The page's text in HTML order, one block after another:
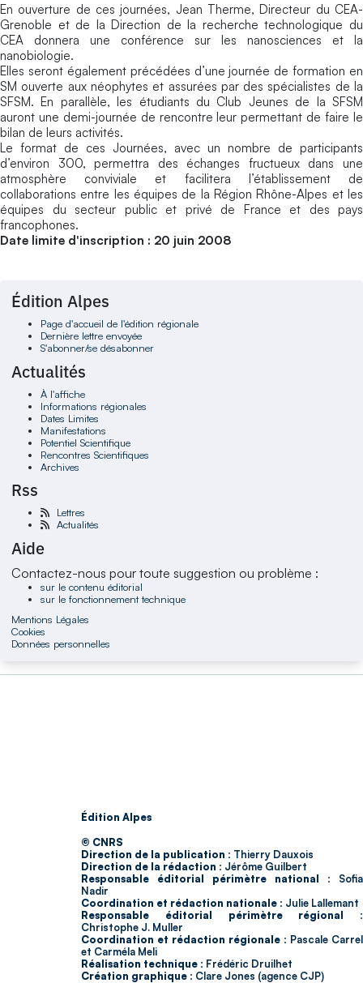
En ouverture de ces journées, Jean Therme, Directeur du CEA-
Grenoble et de la Direction de la recherche technologique du
CEA donnera une conférence sur les nanosciences et la
nanobiologie.
Elles seront également précédées d’une journée de formation en
SM ouverte aux néophytes et assurées par des spécialistes de la
SFSM. En parallèle, les étudiants du Club Jeunes de la SFSM
auront une demi-journée de rencontre leur permettant de faire le
bilan de leurs activités.
Le format de ces Journées, avec un nombre de participants
d’environ 300, permettra des échanges fructueux dans une
atmosphère conviviale et facilitera l’établissement de
collaborations entre les équipes de la Région Rhône-Alpes et les
équipes du secteur public et privé de France et des pays
francophones.
Date limite d'inscription : 20 juin 2008
Édition Alpes
Page d'accueil de l'édition régionale
Dernière lettre envoyée
S'abonner/se désabonner
Actualités
À l'affiche
Informations régionales
Dates Limites
Manifestations
Potentiel Scientifique
Rencontres Scientifiques
Archives
Rss
Lettres
Actualités
Aide
Contactez-nous pour toute suggestion ou problème :
sur le contenu éditorial
sur le fonctionnement technique
Mentions Légales
Cookies
Données personnelles
Édition Alpes
© CNRS
Direction de la publication : Thierry Dauxois
Direction de la rédaction : Jérôme Guilbert
Responsable éditorial périmètre national : Sofia
Nadir
Coordination et rédaction nationale : Julie Lallemant
Responsable éditorial périmètre régional :
Christophe J. Muller
Coordination et rédaction régionale : Pascale Carrel
et Carméla Meli
Réalisation technique : Frédéric Druilhet
Création graphique : Clare Jones (agence CJP)